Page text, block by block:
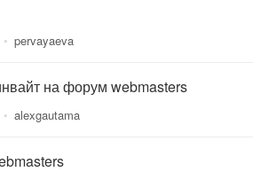
• pervayaeva
на форум webmasters
• alexgautama